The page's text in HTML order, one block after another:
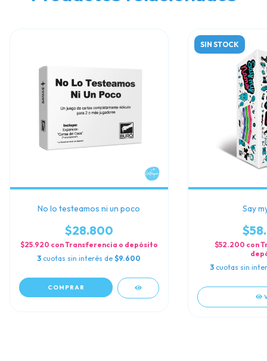
No lo testeamos ni un poco
$28.800
$25.920 conTransferencia o depósito
3 cuotas sin interés de$9.600
SIN STOCK
Say
$52.200 con
3 cuotas sin